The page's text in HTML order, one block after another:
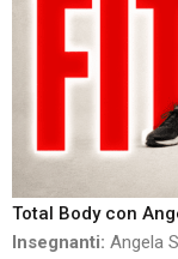
Total Body con
Insegnanti: Angela